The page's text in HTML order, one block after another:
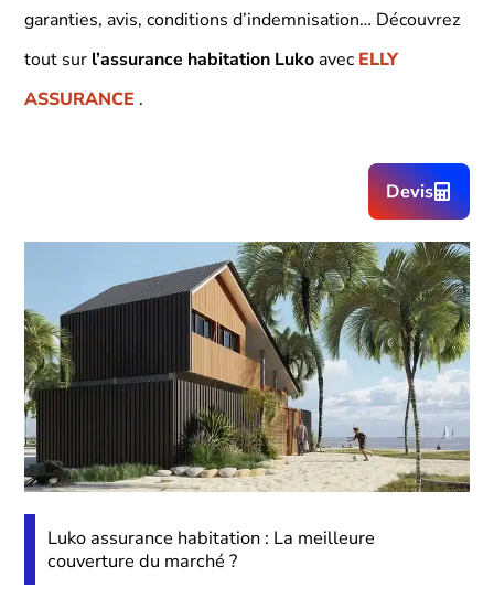
garanties, avis, conditions d’indemnisation… Découvrez
tout sur l’assurance habitation Lukoavec ELLY
ASSURANCE .
Devis
Luko assurance habitation : La meilleure
couverture du marché ?